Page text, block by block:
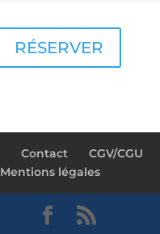
RÉSERVER
Contact
CGV/CGU
Mentions légales